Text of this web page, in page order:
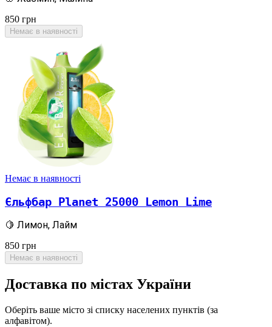
850 грн
Немає в наявності
Немає в наявності
Єльфбар Planet 25000 Lemon Lime
🍋 Лимон, Лайм
850 грн
Немає в наявності
Доставка по містах України
Оберіть ваше місто зі списку населених пунктів (за
алфавітом).